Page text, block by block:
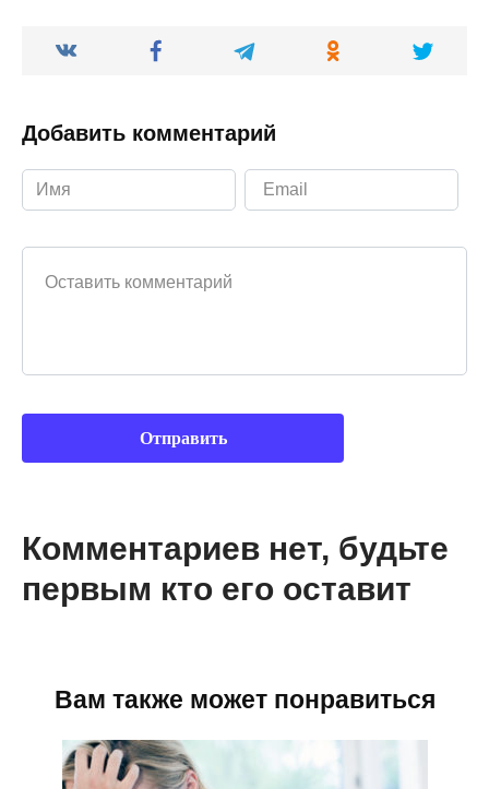
Добавить комментарий
Комментариев нет, будьте
первым кто его оставит
Вам также может понравиться